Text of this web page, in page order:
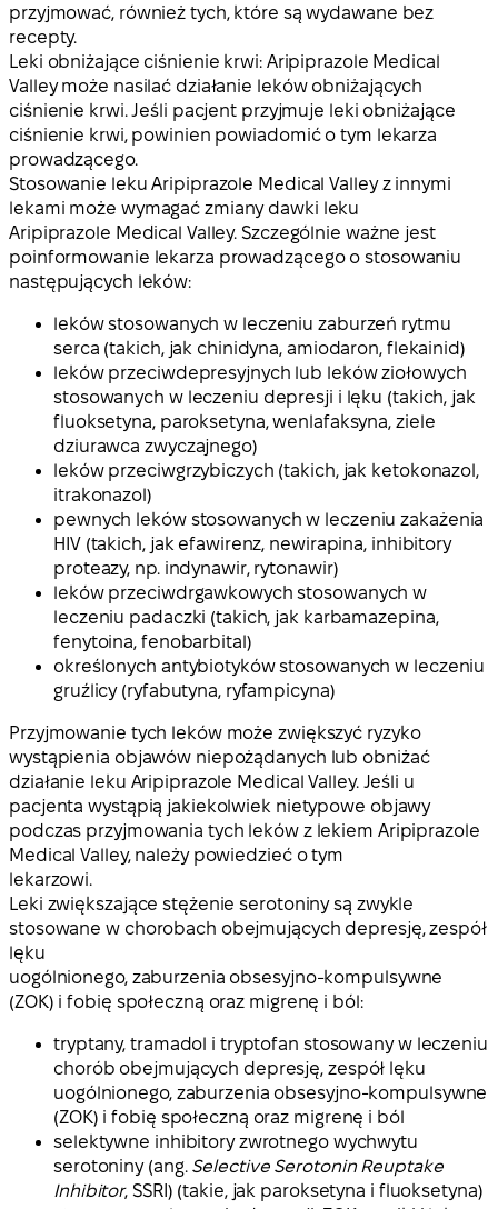
przyjmować, również tych, które są wydawane bez
recepty.
Leki obniżające ciśnienie krwi: Aripiprazole Medical
Valley może nasilać działanie leków obniżających
ciśnienie krwi. Jeśli pacjent przyjmuje leki obniżające
ciśnienie krwi, powinien powiadomić o tym lekarza
prowadzącego.
Stosowanie leku Aripiprazole Medical Valley z innymi
lekami może wymagać zmiany dawki leku
Aripiprazole Medical Valley. Szczególnie ważne jest
poinformowanie lekarza prowadzącego o stosowaniu
następujących leków:
leków stosowanych w leczeniu zaburzeń rytmu
serca (takich, jak chinidyna, amiodaron, flekainid)
leków przeciwdepresyjnych lub leków ziołowych
stosowanych w leczeniu depresji i lęku (takich, jak
fluoksetyna, paroksetyna, wenlafaksyna, ziele
dziurawca zwyczajnego)
leków przeciwgrzybiczych (takich, jak ketokonazol,
itrakonazol)
pewnych leków stosowanych w leczeniu zakażenia
HIV (takich, jak efawirenz, newirapina, inhibitory
proteazy, np. indynawir, rytonawir)
leków przeciwdrgawkowych stosowanych w
leczeniu padaczki (takich, jak karbamazepina,
fenytoina, fenobarbital)
określonych antybiotyków stosowanych w leczeniu
gruźlicy (ryfabutyna, ryfampicyna)
Przyjmowanie tych leków może zwiększyć ryzyko
wystąpienia objawów niepożądanych lub obniżać
działanie leku Aripiprazole Medical Valley. Jeśli u
pacjenta wystąpią jakiekolwiek nietypowe objawy
podczas przyjmowania tych leków z lekiem Aripiprazole
Medical Valley, należy powiedzieć o tym
lekarzowi.
Leki zwiększające stężenie serotoniny są zwykle
stosowane w chorobach obejmujących depresję, zespół
lęku
uogólnionego, zaburzenia obsesyjno-kompulsywne
(ZOK) i fobię społeczną oraz migrenę i ból:
tryptany, tramadol i tryptofan stosowany w leczeniu
chorób obejmujących depresję, zespół lęku
uogólnionego, zaburzenia obsesyjno-kompulsywne
(ZOK) i fobię społeczną oraz migrenę i ból
selektywne inhibitory zwrotnego wychwytu
serotoniny (ang. Selective Serotonin Reuptake
Inhibitor, SSRI) (takie, jak paroksetyna i fluoksetyna)